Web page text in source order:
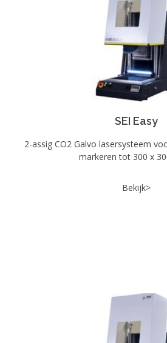
SEI Easy
2-assig CO2 Galvo lasersysteem
markeren tot 300 x
Bekijk>